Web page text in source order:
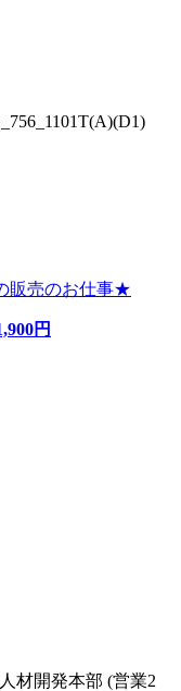
販売のお仕事★
円
材開発本部 (営業2